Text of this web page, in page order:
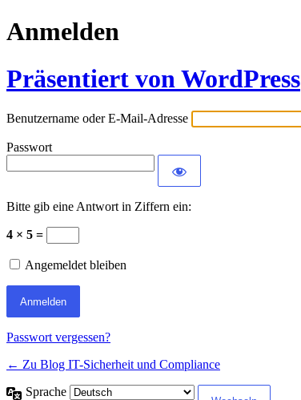
Anmelden
Präsentiert von WordPress
Benutzername oder E-Mail-Adresse
Passwort
Bitte gib eine Antwort in Ziffern ein:
4 × 5 =
Angemeldet bleiben
Passwort vergessen?
← Zu Blog IT-Sicherheit und Compliance
Sprache